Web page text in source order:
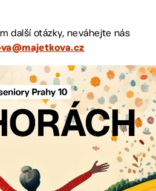
další otázky, neváhejte nás